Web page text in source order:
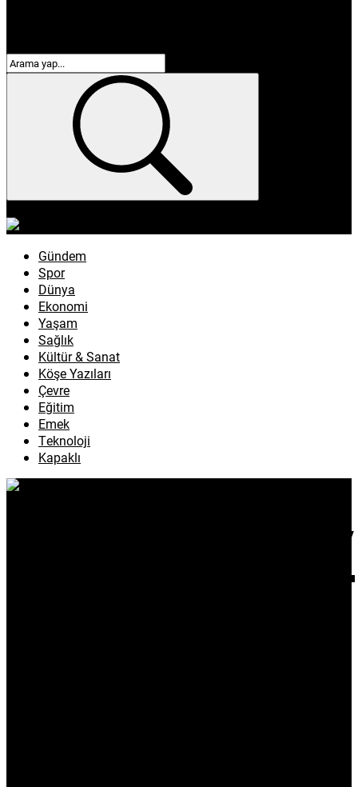
Gündem
Spor
Dünya
Ekonomi
Yaşam
Sağlık
Kültür & Sanat
Köşe Yazıları
Çevre
Eğitim
Emek
Teknoloji
Kapaklı